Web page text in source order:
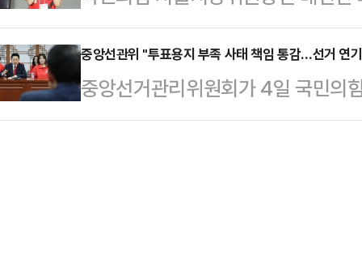
은 13곳에서 자당 후보가 당선을
전통적 강세 지역인 대구·경북·경
의 등판은 국민의힘에 적지 않은 부
치러진 선거에서 …
지 부족 사태와 관련해 "선거 개입
대해서 대통령으로서 사죄하고, 중
문책해야 한다"고 밝혔다.배현진
고 "중앙선관위는 이 사건 대해 갑
중앙선관위 "투표용지 부족 사태 책임 통감…선거 연
중앙선거관리위원회가 4일 국민의
련 재선거 요구에 대해 "공직선거법